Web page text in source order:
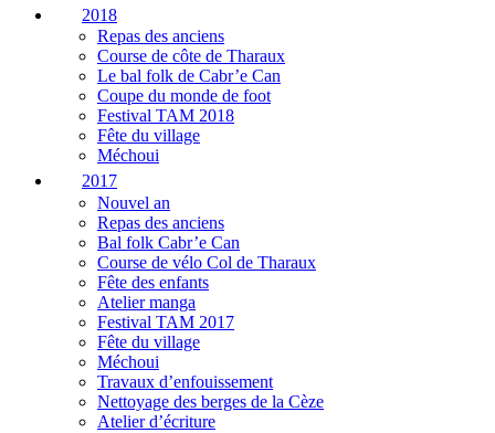
2018
Repas des anciens
Course de côte de Tharaux
Le bal folk de Cabr’e Can
Coupe du monde de foot
Festival TAM 2018
Fête du village
Méchoui
2017
Nouvel an
Repas des anciens
Bal folk Cabr’e Can
Course de vélo Col de Tharaux
Fête des enfants
Atelier manga
Festival TAM 2017
Fête du village
Méchoui
Travaux d’enfouissement
Nettoyage des berges de la Cèze
Atelier d’écriture